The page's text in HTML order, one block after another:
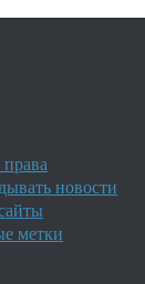
новости
метки